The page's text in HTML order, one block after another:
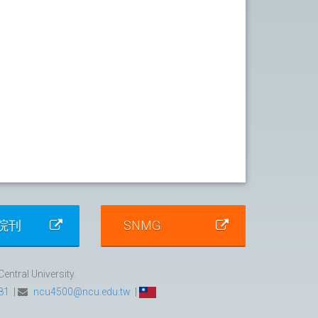
刊 SNMG
University.
ncu4500@ncu.edu.tw